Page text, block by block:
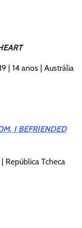
| 14 anos | Austrália
I BEFRIENDED
República Tcheca